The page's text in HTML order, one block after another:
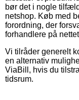
bør det i nogle
netshop. Køb med
forordning, der
forhandlere på
Vi tilråder generelt
en alternativ
ViaBill, hvis du
tidsrum.